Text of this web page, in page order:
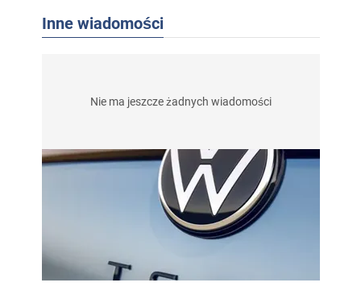
Inne wiadomości
Nie ma jeszcze żadnych wiadomości